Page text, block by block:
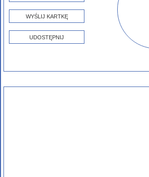
WYŚLIJ KARTKĘ
UDOSTĘPNIJ